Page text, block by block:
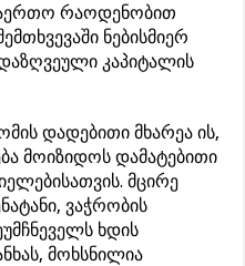
რაოდენობით
ნებისმიერ
კაპიტალის
დადებითი მხარეა ის,
მოიზიდოს დამატებითი
მცირე
ვაჭრობის
ხდის
მოხსნილია